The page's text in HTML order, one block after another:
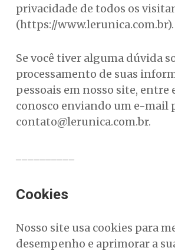
privacidade de todos os
(https://www.lerunica.com.br).
Se você tiver alguma dúvida
processamento de suas
pessoais em nosso site, entre
conosco enviando um e-mail
contato@lerunica.com.br.
Cookies
Nosso site usa cookies para
desempenho e aprimorar a